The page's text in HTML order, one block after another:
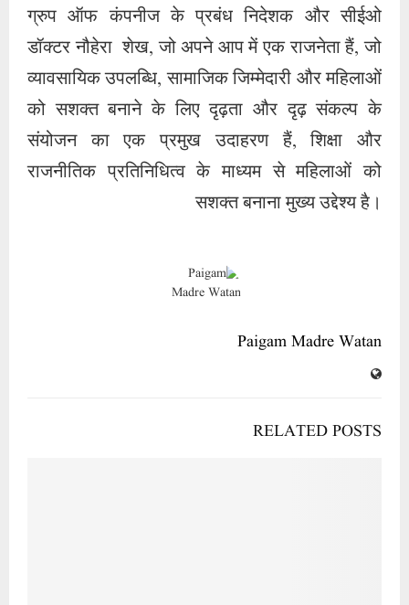
ग्रुप ऑफ कंपनीज के प्रबंध निदेशक और सीईओ
डॉक्टर नौहेरा शेख, जो अपने आप में एक राजनेता हैं, जो
व्यावसायिक उपलब्धि, सामाजिक जिम्मेदारी और महिलाओं
को सशक्त बनाने के लिए दृढ़ता और दृढ़ संकल्प के
संयोजन का एक प्रमुख उदाहरण हैं, शिक्षा और
राजनीतिक प्रतिनिधित्व के माध्यम से महिलाओं को
सशक्त बनाना मुख्य उद्देश्य है।
Paigam Madre Watan
RELATED POSTS